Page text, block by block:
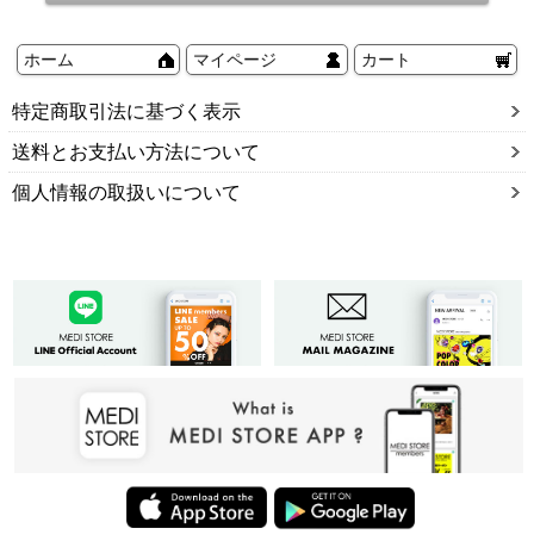
ホーム マイページ カート
特定商取引法に基づく表示
送料とお支払い方法について
個人情報の取扱いについて